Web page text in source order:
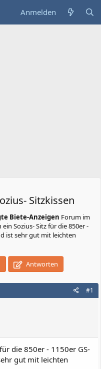
Anmelden
Sitzkissen
Biete-Anzeigen Forum im
Sozius- Sitz für die 850er -
ist sehr gut mit leichten
Antworten
#1
die 850er - 1150er GS-
gut mit leichten